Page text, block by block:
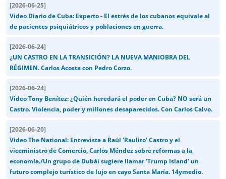
[2026-06-25]
Video Diario de Cuba: Experto - El estrés de los cubanos equivale al
de pacientes psiquiátricos y poblaciones en guerra.
[2026-06-24]
¿UN CASTRO EN LA TRANSICIÓN? LA NUEVA MANIOBRA DEL
RÉGIMEN. Carlos Acosta con Pedro Corzo.
[2026-06-24]
Video Tony Benítez: ¿Quién heredará el poder en Cuba? NO será un
Castro. Violencia, poder y millones desaparecidos. Con Carlos Calvo.
[2026-06-20]
Video The National: Entrevista a Raúl 'Raulito' Castro y el
viceministro de Comercio, Carlos Méndez sobre reformas a la
economía./Un grupo de Dubái sugiere llamar 'Trump Island' un
futuro complejo turístico de lujo en cayo Santa María. 14ymedio.